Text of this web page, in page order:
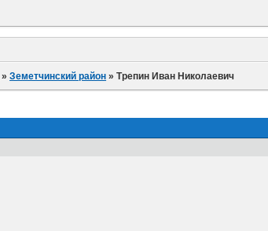
»Земетчинский район »Трепин Иван Николаевич